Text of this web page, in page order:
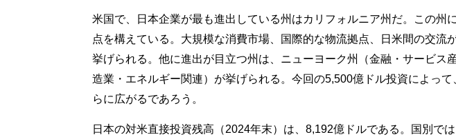
米国で、日本企業が最も進出している州はカリフォルニア州だ。この州
点を構えている。大規模な消費市場、国際的な物流拠点、日米間の交流
挙げられる。他に進出が目立つ州は、ニューヨーク州（金融・サービス
造業・エネルギー関連）が挙げられる。今回の5,500億ドル投資によって
らに広がるであろう。
日本の対米直接投資残高（2024年末）は、8,192億ドルである。国別で